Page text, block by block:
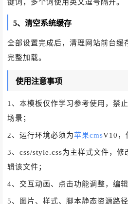
键词，多个词使用英文逗号隔开。
5、清空系统缓存
全部设置完成后，清理网站前台缓
完整加载。
使用注意事项
1、本模板仅作学习参考使用，禁
场景；
2、运行环境必须为苹果cmsV10，
3、css/style.css为主样式文件，修
辑该文件；
4、交互动画、点击功能调整，编
5、图片、样式、脚本静态资源路